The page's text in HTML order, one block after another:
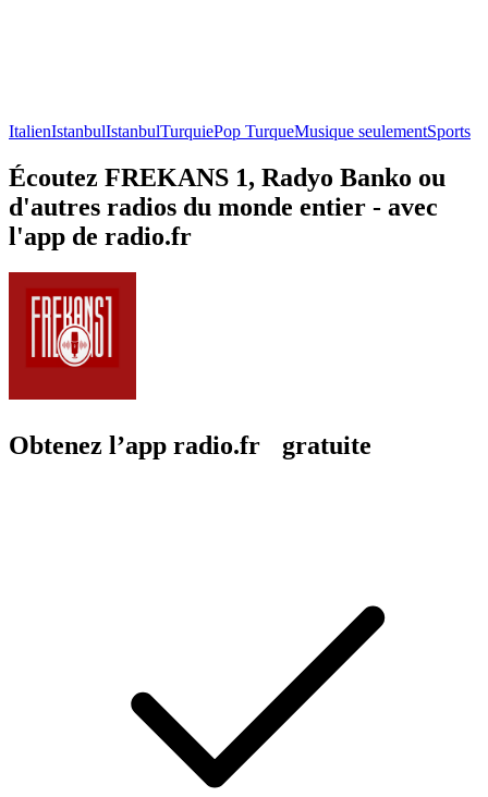
ItalienIstanbulIstanbulTurquiePop TurqueMusique seulementSports
Écoutez FREKANS 1, Radyo Banko ou
d'autres radios du monde entier - avec
l'app de radio.fr
Obtenez l’app radio.fr gratuite